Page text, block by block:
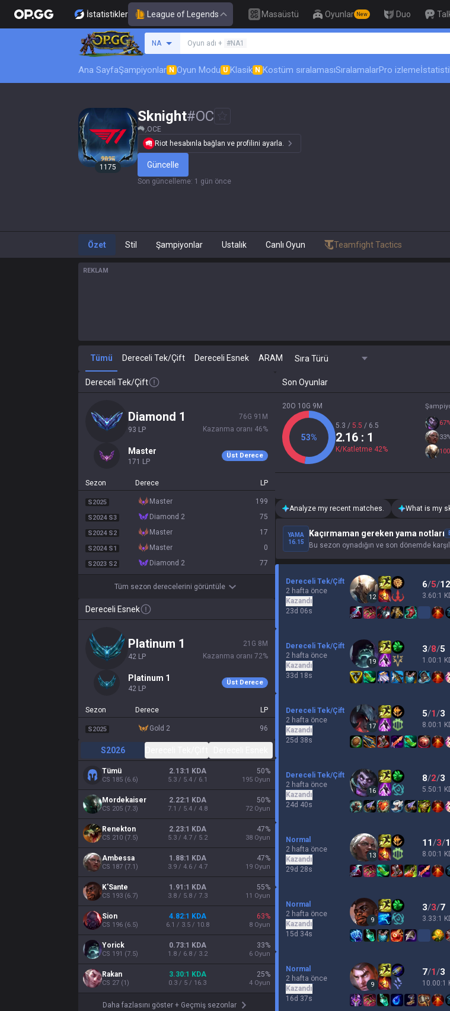
İstatistikler League of Legends Masaüstü Oyunlar New Duo
NA
Bir summoner ara
Oyun adı + #NA1
Ana SayfaŞampiyonlar N Oyun Modu U Klasik N Kostüm sıralamasıSıralamalarPro izleme
1175
Sknight#OC
OCE
Riot hesabınla bağlan ve profilini ayarla.
Güncelle
Son güncelleme: 1 gün önce
Özet Stil Şampiyonlar Ustalık Canlı Oyun Teamfight Tactics
REKLAM
Tümü Dereceli Tek/Çift Dereceli Esnek ARAM Sıra Türü
Dereceli Tek/Çift
diamond 1
93 LP
76G 91 M
Kazanma oranı 46%
master
171 LP
Üst Derece
Sezon Derece LP
S2025 master 199
S2024 S3 diamond 2 75
S2024 S2 master 17
S2024 S1 master 0
S2023 S2 diamond 2 77
Tüm sezon derecelerini görüntüle
Dereceli Esnek
platinum 1
42 LP
21 G 8 M
Kazanma oranı 72%
platinum 1
42 LP
Üst Derece
Sezon Derece LP
S2025 gold 2 96
S2026
Tümü
CS 185 (6.6)
2.13:1 KDA
5.3 / 5.4 / 6.1
50%
195 Oyun
Mordekaiser
CS 205 (7.3)
2.22:1 KDA
7.1 / 5.4 / 4.8
50%
72 Oyun
Renekton
CS 210 (7.5)
2.23:1 KDA
5.3 / 4.7 / 5.2
47%
38 Oyun
Ambessa
CS 187 (7.1)
1.88:1 KDA
3.9 / 4.6 / 4.7
47%
19 Oyun
K'Sante
CS 193 (6.7)
1.91:1 KDA
3.8 / 5.8 / 7.3
55%
11 Oyun
Sion
CS 196 (6.5)
4.82:1 KDA
6.1 / 3.5 / 10.8
63%
8 Oyun
Yorick
CS 191 (7.5)
0.73:1 KDA
1.8 / 6.8 / 3.2
33%
6 Oyun
Rakan
CS 27 (1)
3.30:1 KDA
0.3 / 5 / 16.3
25%
4 Oyun
Daha fazlasını göster + Geçmiş sezonlar
Son Oyunlar
20O 10G 9M
53%
5.3 / 5.5 / 6.5
2.16 : 1
K/Katletme 42%
67
33
100
Analyze my recent matches. What is my
YAMA
16.15
Kaçırmaman gereken yama notları
Bu sezon oynadığın ve son dönemde
Dereceli Tek/Çift
2 hafta önce
Kazandı
23d 06s
12
6/5/12
3.60:1
Dereceli Tek/Çift
2 hafta önce
Kazandı
33d 18s
19
3/8/5
1.00:1
Dereceli Tek/Çift
2 hafta önce
Kazandı
25d 38s
17
5/1/3
8.00:1
Dereceli Tek/Çift
2 hafta önce
Kazandı
24d 40s
16
8/2/3
5.50:1
Normal
2 hafta önce
Kazandı
29d 28s
13
11/3/
8.00:1
Normal
2 hafta önce
Kazandı
15d 34s
9
3/3/7
3.33:1
Normal
2 hafta önce
Kazandı
16d 37s
9
7/1/3
10.00:1